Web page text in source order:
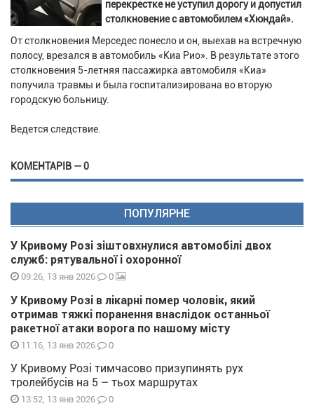
перекрестке не уступил дорогу и допустил
столкновение с автомобилем «Хюндай».
От столкновения Мерседес понесло и он, выехав на встречную
полосу, врезался в автомобиль «Киа Рио». В результате этого
столкновения 5-летняя пассажирка автомобиля «Киа»
получила травмы и была госпитализирована во вторую
городскую больницу.
Ведется следствие.
КОМЕНТАРІВ — 0
ПОПУЛЯРНЕ
У Кривому Розі зіштовхнулися автомобілі двох
служб: рятувальної і охоронної
09:26, 13 янв 2026 0
У Кривому Розі в лікарні помер чоловік, який
отримав тяжкі поранення внаслідок останньої
ракетної атаки ворога по нашому місту
11:16, 13 янв 2026 0
У Кривому Розі тимчасово призупинять рух
тролейбусів на 5 – тьох маршрутах
13:52, 13 янв 2026 0